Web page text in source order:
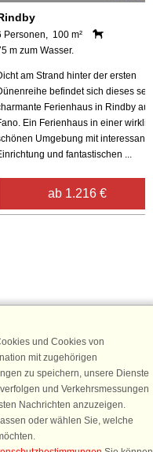
Personen, 100 m²
m zum Wasser.
am Strand hinter der ersten
befindet sich dieses
Ferienhaus in Rindby auf
Ein Ferienhaus in einer
Umgebung mit
und fantastischen ...
ab 1.216 €
Fans an
von 25 € für Ihren nächsten
für den DanCenter Newsletter
Gewinnspiele und
und Cookies von
mit zugehörigen
zu speichern, unsere Dienste
und Verkehrsmessungen
Nachrichten anzuzeigen.
oder wählen Sie, welche